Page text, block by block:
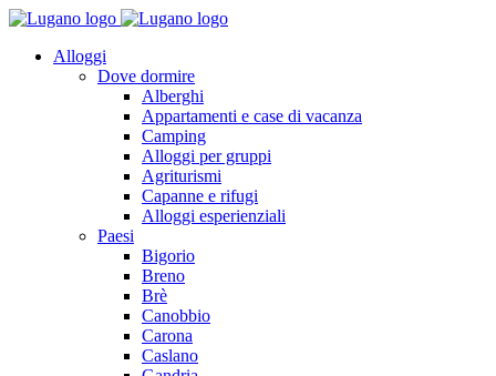
Alloggi
Dove dormire
Alberghi
Appartamenti e case di vacanza
Camping
Alloggi per gruppi
Agriturismi
Capanne e rifugi
Alloggi esperienziali
Paesi
Bigorio
Breno
Brè
Canobbio
Carona
Caslano